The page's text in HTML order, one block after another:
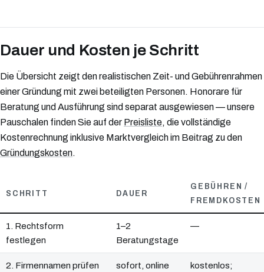
Dauer und Kosten je Schritt
Die Übersicht zeigt den realistischen Zeit- und Gebührenrahmen
einer Gründung mit zwei beteiligten Personen. Honorare für
Beratung und Ausführung sind separat ausgewiesen — unsere
Pauschalen finden Sie auf der Preisliste, die vollständige
Kostenrechnung inklusive Marktvergleich im Beitrag zu den
Gründungskosten.
SCHRITT DAUER
GEBÜHREN /
FREMDKOSTEN
1. Rechtsform
festlegen
1–2
Beratungstage
—
2. Firmennamen prüfen
sofort, online
kostenlos;